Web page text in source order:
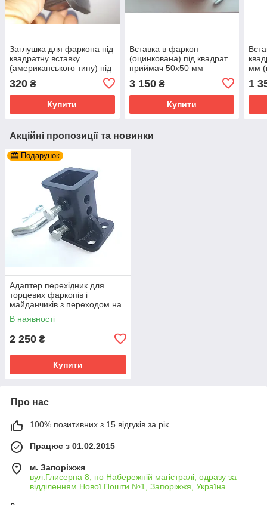
Заглушка для фаркопа під
квадратну вставку
(американського типу) під
320 ₴
Купити
Вставка в фаркоп
(оцинкована) під квадрат
приймач 50х50 мм
3 150₴
Купити
мм
1
Акційні пропозиції та новинки
Подарунок
Адаптер перехідник для
торцевих фаркопів і
майданчиків з переходом на
квадратну вставку 50х50 мм.
В наявності
2 250 ₴
Купити
Про нас
100% позитивних з 15 відгуків за рік
Працює з 01.02.2015
м. Запоріжжя
вул.Глисерна 8, по Набережній магістралі, одразу за
відділенням Нової Пошти №1, Запоріжжя, Україна